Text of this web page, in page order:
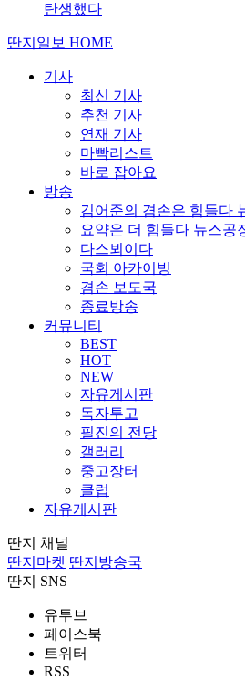
탄생했다
딴지일보 HOME
기사
최신 기사
추천 기사
연재 기사
마빡리스트
바로 잡아요
방송
김어준의 겸손은 힘들다
요약은 더 힘들다 뉴스공
다스뵈이다
국회 아카이빙
겸손 보도국
종료방송
커뮤니티
BEST
HOT
NEW
자유게시판
독자투고
필진의 전당
갤러리
중고장터
클럽
자유게시판
딴지 채널
딴지마켓 딴지방송국
딴지 SNS
유투브
페이스북
트위터
RSS